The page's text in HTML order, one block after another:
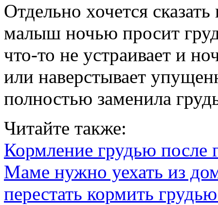
Отдельно хочется
малыш ночью просит
что-то не устраивает и
или наверстывает
полностью заменила
Читайте также:
Кормление грудью
Маме нужно уехать из
перестать кормить